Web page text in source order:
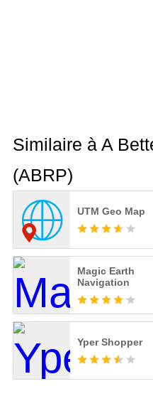
Similaire à A
(ABRP)
UTM Geo Map
Magic Earth
Navigation
Yper Shopper